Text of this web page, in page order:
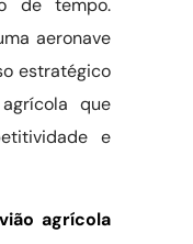
de tempo.
aeronave
estratégico
que
e
agrícola